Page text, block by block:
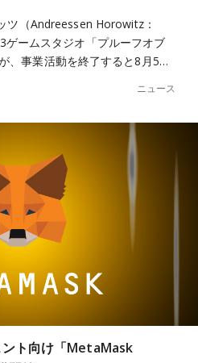
ツ（Andreessen Horowitz：
ームスタジオ「プルーフオブ
、事業活動を終了すると8月5…
ニュース
ト向け「MetaMask